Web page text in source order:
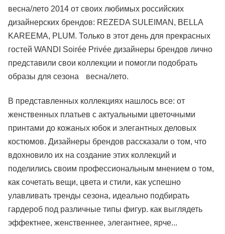
весна/лето 2014 от своих любимых российских
дизайнерских брендов: REZEDA SULEIMAN, BELLA
KAREEMA, PLUM. Только в этот день для прекрасных
гостей WANDI Soirée Privée дизайнеры брендов лично
представили свои коллекции и помогли подобрать
образы для сезона весна/лето.
В представленных коллекциях нашлось все: от
женственных платьев с актуальными цветочными
принтами до кожаных юбок и элегантных деловых
костюмов. Дизайнеры брендов рассказали о том, что
вдохновило их на создание этих коллекций и
поделились своим профессиональным мнением о том,
как сочетать вещи, цвета и стили, как успешно
улавливать тренды сезона, идеально подбирать
гардероб под различные типы фигур. как выглядеть
эффектнее, женственнее, элегантнее, ярче...